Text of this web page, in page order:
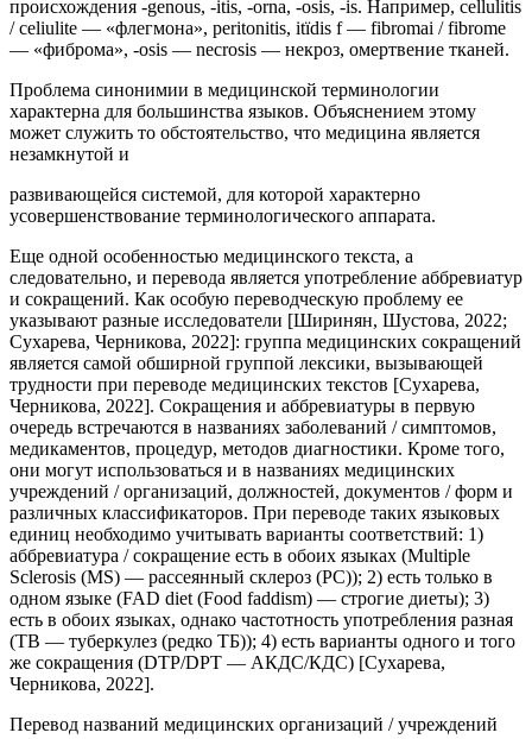
происхождения -genous, -itis, -orna, -osis, -is. Например, cellulitis
/ celiulite — «флегмона», peritonitis, itïdis f — fibromai / fibrome
— «фиброма», -osis — necrosis — некроз, омертвение тканей.
Проблема синонимии в медицинской терминологии
характерна для большинства языков. Объяснением этому
может служить то обстоятельство, что медицина является
незамкнутой и
развивающейся системой, для которой характерно
усовершенствование терминологического аппарата.
Еще одной особенностью медицинского текста, а
следовательно, и перевода является употребление аббревиатур
и сокращений. Как особую переводческую проблему ее
указывают разные исследователи [Ширинян, Шустова, 2022;
Сухарева, Черникова, 2022]: группа медицинских сокращений
является самой обширной группой лексики, вызывающей
трудности при переводе медицинских текстов [Сухарева,
Черникова, 2022]. Сокращения и аббревиатуры в первую
очередь встречаются в названиях заболеваний / симптомов,
медикаментов, процедур, методов диагностики. Кроме того,
они могут использоваться и в названиях медицинских
учреждений / организаций, должностей, документов / форм и
различных классификаторов. При переводе таких языковых
единиц необходимо учитывать варианты соответствий: 1)
аббревиатура / сокращение есть в обоих языках (Multiple
Sclerosis (MS) — рассеянный склероз (РС)); 2) есть только в
одном языке (FAD diet (Food faddism) — строгие диеты); 3)
есть в обоих языках, однако частотность употребления разная
(TB — туберкулез (редко ТБ)); 4) есть варианты одного и того
же сокращения (DTP/DPT — АКДС/КДС) [Сухарева,
Черникова, 2022].
Перевод названий медицинских организаций / учреждений